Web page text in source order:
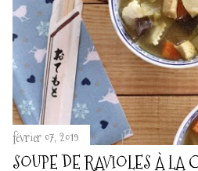
février 07, 2019
SOUPE DE RAVIOLES À LA